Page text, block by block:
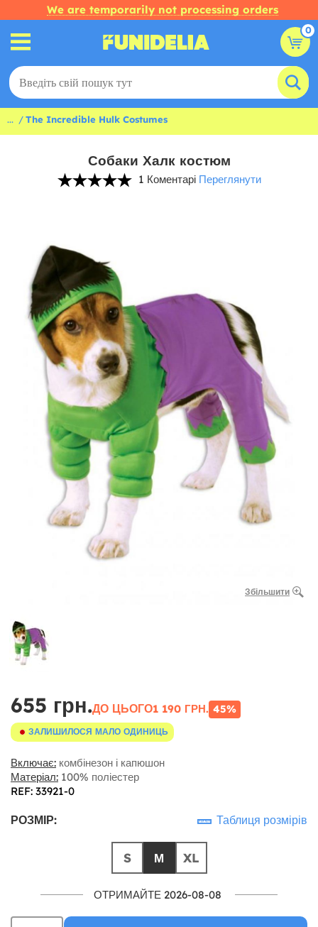
We are temporarily not processing orders
0
... The Incredible Hulk Costumes
Собаки Халк костюм
1 Коментарі Переглянути
Збільшити
655 грн.ДО ЦЬОГО1 190 ГРН. 45%
ЗАЛИШИЛОСЯ МАЛО ОДИНИЦЬ
Включає: комбінезон і капюшон
Матеріал: 100% поліестер
REF: 33921-0
РОЗМІР: Таблиця розмірів
S М XL
ОТРИМАЙТЕ 2026-08-08